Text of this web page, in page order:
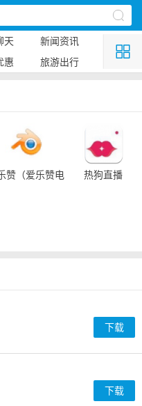
天
新闻资讯
惠 旅游出行
载)
赞（爱乐赞电脑手机下载）
热狗直播
下载
下载